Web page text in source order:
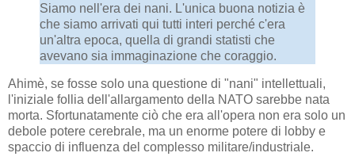
Siamo nell'era dei nani. L'unica buona notizia è
che siamo arrivati ​​qui tutti interi perché c'era
un'altra epoca, quella di grandi statisti che
avevano sia immaginazione che coraggio.
Ahimè, se fosse solo una questione di "nani" intellettuali,
l'iniziale follia dell'allargamento della NATO sarebbe nata
morta. Sfortunatamente ciò che era all'opera non era solo un
debole potere cerebrale, ma un enorme potere di lobby e
spaccio di influenza del complesso militare/industriale.